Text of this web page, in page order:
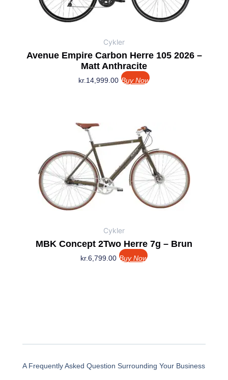
Cykler
Avenue Empire Carbon Herre 105 2026 –
Matt Anthracite
kr.14,999.00 Buy Now
Cykler
MBK Concept 2Two Herre 7g – Brun
kr.6,799.00 Buy Now
A Frequently Asked Question Surrounding Your Business